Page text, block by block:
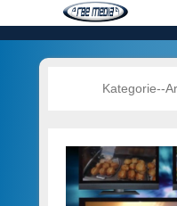
Kategorie--